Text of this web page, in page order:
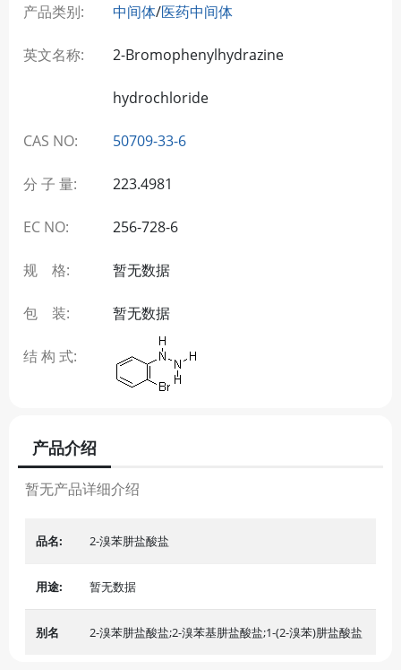
产品类别: 中间体/医药中间体
英文名称: 2-Bromophenylhydrazine
hydrochloride
CAS NO: 50709-33-6
分 子 量: 223.4981
EC NO: 256-728-6
规 格: 暂无数据
包 装: 暂无数据
结 构 式:
产品介绍
暂无产品详细介绍
品名: 2-溴苯肼盐酸盐
用途: 暂无数据
别名 2-溴苯肼盐酸盐;2-溴苯基肼盐酸盐;1-(2-溴苯)肼盐酸盐